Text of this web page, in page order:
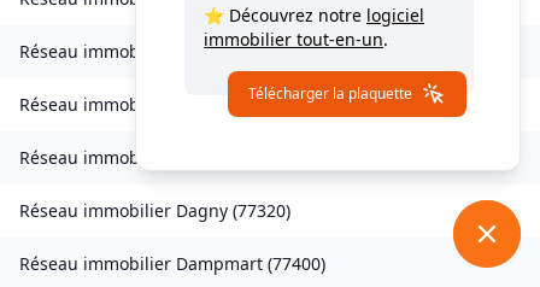
Réseau immobilier Coupvray(77700)
Réseau immobilier Courchamp(77560
Réseau immobilier
Réseau immobilier Dagny (77320)
Réseau immobilier Dampmart (77400)
⭐ Découvrez notre logiciel
immobilier tout-en-un.
Télécharger la plaquette